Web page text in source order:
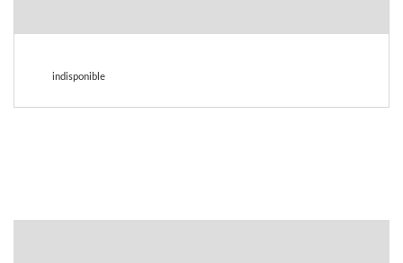
indisponible